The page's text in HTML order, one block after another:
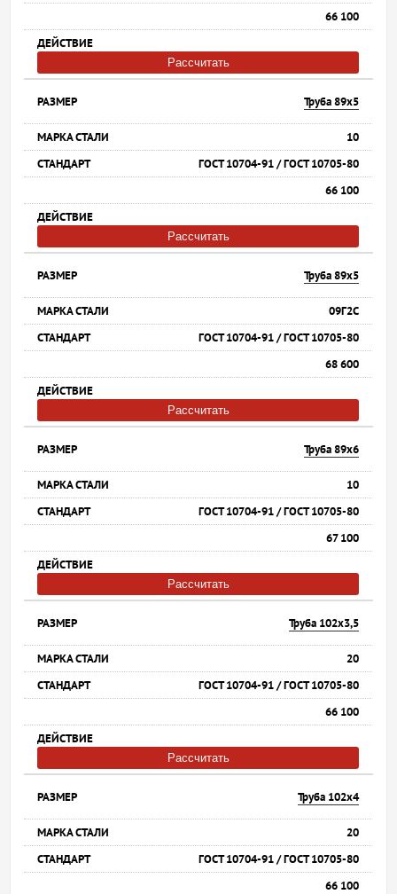
66 100
Рассчитать
Труба 89х5
10
ГОСТ 10704-91 / ГОСТ 10705-80
66 100
Рассчитать
Труба 89х5
09Г2С
ГОСТ 10704-91 / ГОСТ 10705-80
68 600
Рассчитать
Труба 89х6
10
ГОСТ 10704-91 / ГОСТ 10705-80
67 100
Рассчитать
Труба 102х3,5
20
ГОСТ 10704-91 / ГОСТ 10705-80
66 100
Рассчитать
Труба 102х4
20
ГОСТ 10704-91 / ГОСТ 10705-80
66 100